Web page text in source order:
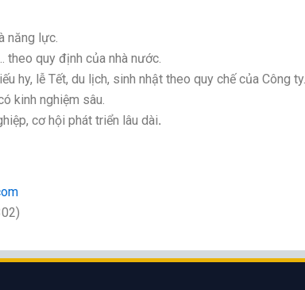
năng lực.
theo quy định của nhà nước.
hy, lễ Tết, du lịch, sinh nhật theo quy chế của Công ty.
kinh nghiệm sâu.
cơ hội phát triển lâu dài.